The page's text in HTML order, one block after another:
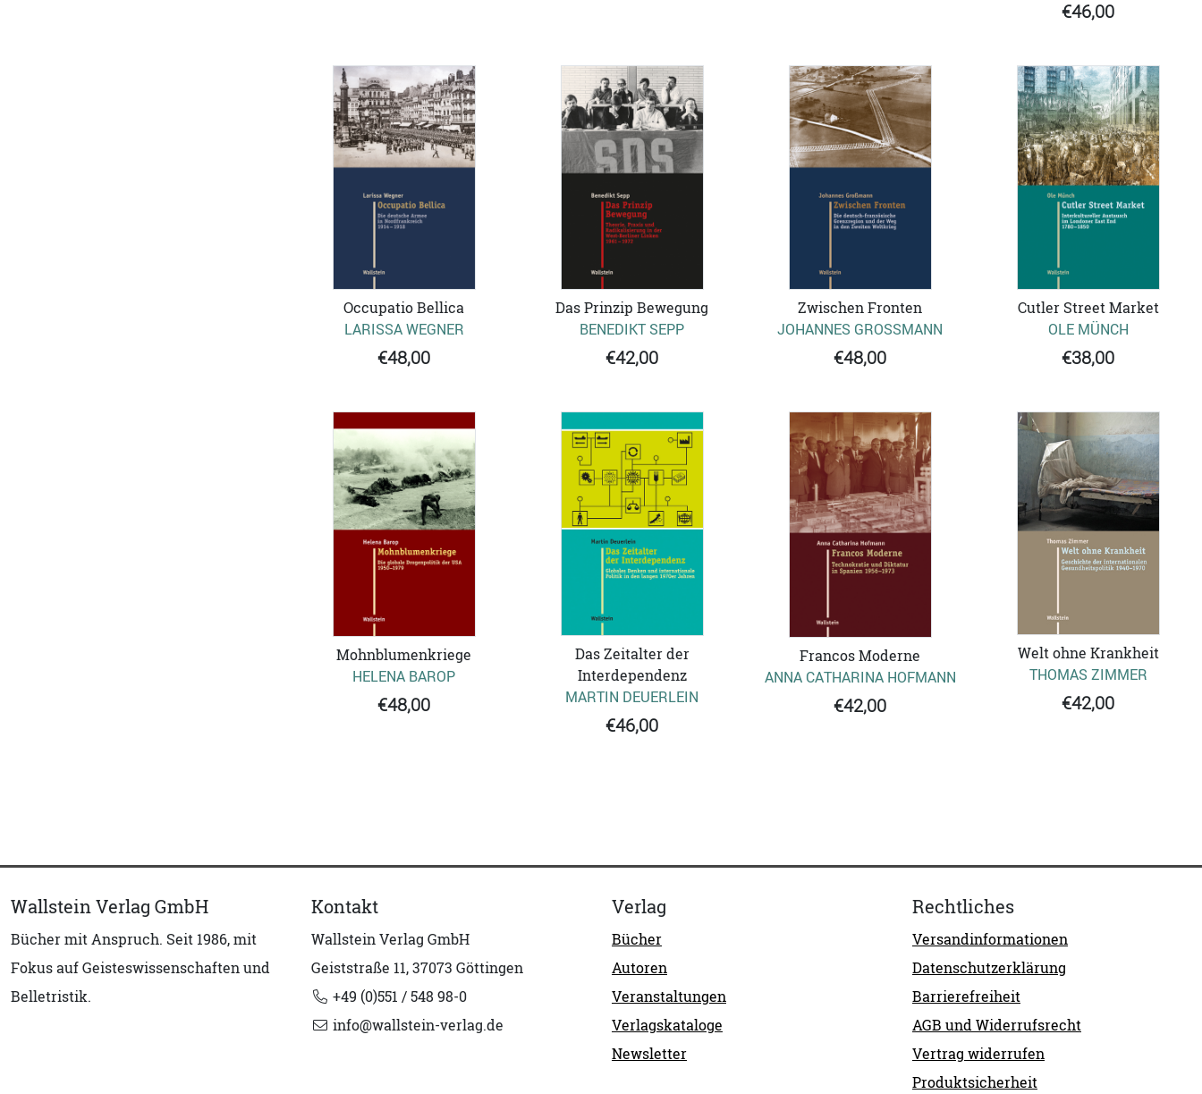
€46,00
Occupatio Bellica
LARISSA WEGNER
€48,00
Das Prinzip Bewegung
BENEDIKT SEPP
€42,00
Zwischen Fronten
JOHANNES GROSSMANN
€48,00
Cutler Street Market
OLE MÜNCH
€38,00
Mohnblumenkriege
HELENA BAROP
€48,00
Das Zeitalter der
Interdependenz
MARTIN DEUERLEIN
€46,00
Francos Moderne
ANNA CATHARINA HOFMANN
€42,00
Welt ohne Krankheit
THOMAS ZIMMER
€42,00
Wallstein Verlag GmbH
Bücher mit Anspruch. Seit 1986, mit
Fokus auf Geisteswissenschaften und
Belletristik.
Kontakt
Wallstein Verlag GmbH
Geiststraße 11, 37073 Göttingen
+49 (0)551 / 548 98-0
info@wallstein-verlag.de
Verlag
Bücher
Autoren
Veranstaltungen
Verlagskataloge
Newsletter
Rechtliches
Versandinformationen
Datenschutzerklärung
Barrierefreiheit
AGB und Widerrufsrecht
Vertrag widerrufen
Produktsicherheit